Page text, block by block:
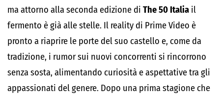
ma attorno alla seconda edizione di The 50 Italia il
fermento è già alle stelle. Il reality di Prime Video è
pronto a riaprire le porte del suo castello e, come da
tradizione, i rumor sui nuovi concorrenti si rincorrono
senza sosta, alimentando curiosità e aspettative tra gli
appassionati del genere. Dopo una prima stagione che